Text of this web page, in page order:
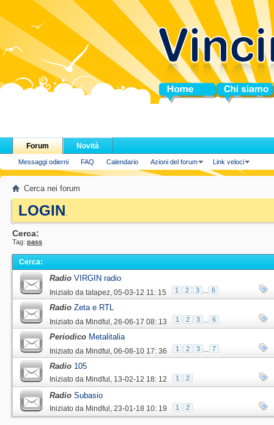
Home Chi siamo
Forum
Messaggi odierni FAQ Calendario Azioni del forum Link veloci
Novità
Cerca nei forum
LOGIN.
Cerca:
Tag: pass
Cerca:
Radio VIRGIN radio
Iniziato da tatapez‎, 05-03-12 11: 15 1 2 3 ... 6
Radio Zeta e RTL
Iniziato da Mindful ‎, 26-06-17 08: 13 1 2 3 ... 6
Periodico Metalitalia
Iniziato da Mindful ‎, 06-08-10 17: 36 1 2 3 ... 7
Radio 105
Iniziato da Mindful ‎, 13-02-12 18: 12 1 2
Radio Subasio
Iniziato da Mindful ‎, 23-01-18 10: 19 1 2